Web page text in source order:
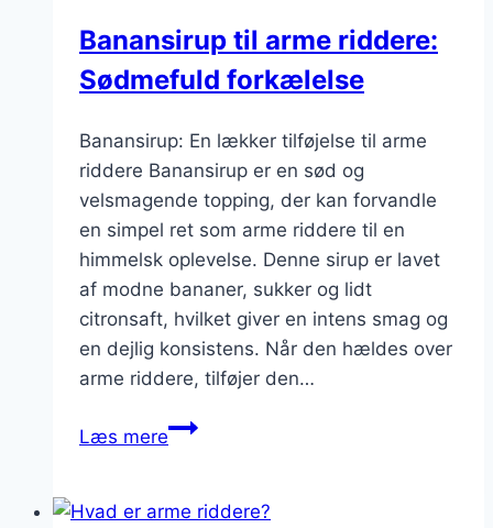
Banansirup til arme riddere:
Sødmefuld forkælelse
Banansirup: En lækker tilføjelse til arme
riddere Banansirup er en sød og
velsmagende topping, der kan forvandle
en simpel ret som arme riddere til en
himmelsk oplevelse. Denne sirup er lavet
af modne bananer, sukker og lidt
citronsaft, hvilket giver en intens smag og
en dejlig konsistens. Når den hældes over
arme riddere, tilføjer den…
Læs mereBanansirup
riddere: